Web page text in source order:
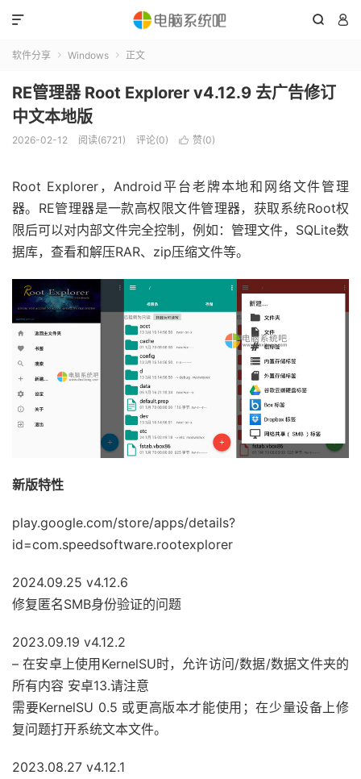
 

软件分享  Windows  正文
RE管理器 Root Explorer v4.12.9 去广告修订
中文本地版
2026-02-12 阅读(6721) 评论(0)  赞(0)
Root Explorer，Android平台老牌本地和网络文件管理
器。RE管理器是一款高权限文件管理器，获取系统Root权
限后可以对内部文件完全控制，例如：管理文件，SQLite数
据库，查看和解压RAR、zip压缩文件等。
新版特性
play.google.com/store/apps/details?
id=com.speedsoftware.rootexplorer
2024.09.25 v4.12.6
修复匿名SMB身份验证的问题
2023.09.19 v4.12.2
– 在安卓上使用KernelSU时，允许访问/数据/数据文件夹的
所有内容 安卓13.请注意
需要KernelSU 0.5 或更高版本才能使用；在少量设备上修
复问题打开系统文本文件。
2023.08.27 v4.12.1